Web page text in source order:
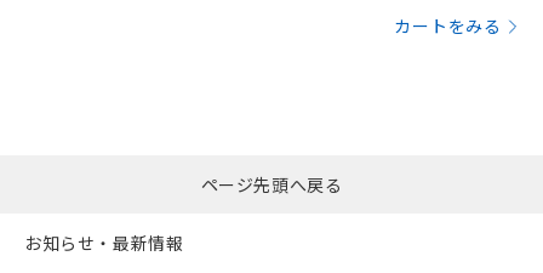
カートをみる
ページ先頭へ戻る
お知らせ・最新情報